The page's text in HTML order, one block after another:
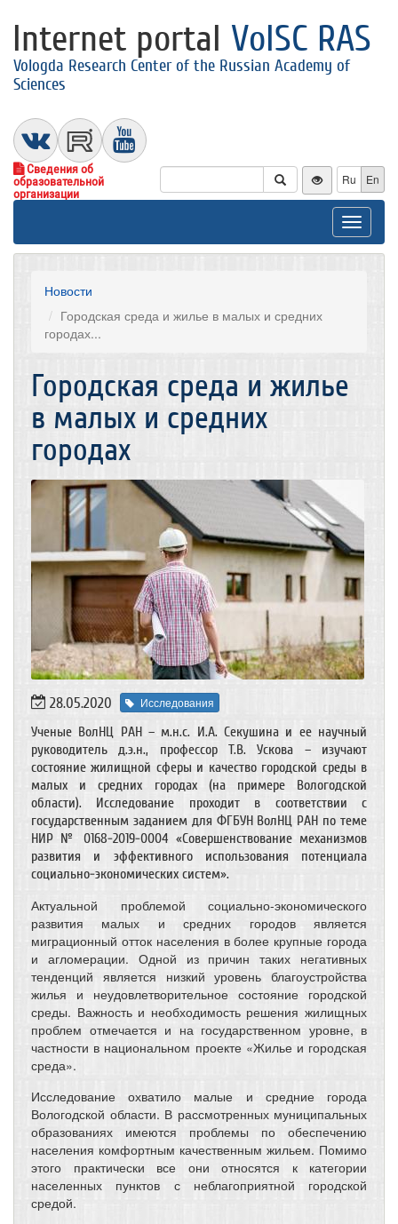
Internet portal VolSC RAS
Vologda Research Center of the Russian Academy of
Sciences
Сведения об
образовательной
организации
Ru En
Toggle
Новости
Городская среда и жилье в малых и средних
городах...
Городская среда и жилье
в малых и средних
городах
28.05.2020 Исследования
Ученые ВолНЦ РАН – м.н.с. И.А. Секушина и ее научный
руководитель д.э.н., профессор Т.В. Ускова – изучают
состояние жилищной сферы и качество городской среды в
малых и средних городах (на примере Вологодской
области). Исследование проходит в соответствии с
государственным заданием для ФГБУН ВолНЦ РАН по теме
НИР № 0168-2019-0004 «Совершенствование механизмов
развития и эффективного использования потенциала
социально-экономических систем».
Актуальной проблемой социально-экономического
развития малых и средних городов является
миграционный отток населения в более крупные города
и агломерации. Одной из причин таких негативных
тенденций является низкий уровень благоустройства
жилья и неудовлетворительное состояние городской
среды. Важность и необходимость решения жилищных
проблем отмечается и на государственном уровне, в
частности в национальном проекте «Жилье и городская
среда».
Исследование охватило малые и средние города
Вологодской области. В рассмотренных муниципальных
образованиях имеются проблемы по обеспечению
населения комфортным качественным жильем. Помимо
этого практически все они относятся к категории
населенных пунктов с неблагоприятной городской
средой.